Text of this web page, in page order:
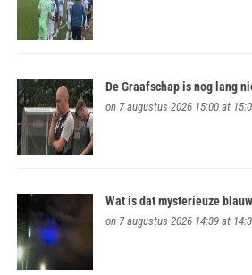
De Graafschap is nog lang
on 7 augustus 2026 15:00 at
Wat is dat mysterieuze
on 7 augustus 2026 14:39 at